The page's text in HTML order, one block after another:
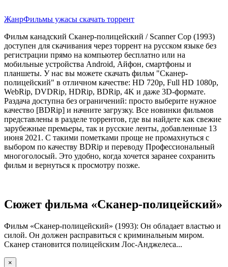
ЖанрФильмы ужасы скачать торрент
Фильм канадский Сканер-полицейский / Scanner Cop (1993)
доступен для скачивания через торрент на русском языке без
регистрации прямо на компьютер бесплатно или на
мобильные устройства Android, Айфон, смартфоны и
планшеты. У нас вы можете скачать фильм "Сканер-
полицейский" в отличном качестве: HD 720p, Full HD 1080p,
WebRip, DVDRip, HDRip, BDRip, 4K и даже 3D-формате.
Раздача доступна без ограничений: просто выберите нужное
качество [BDRip] и начните загрузку. Все новинки фильмов
представлены в разделе торрентов, где вы найдете как свежие
зарубежные премьеры, так и русские ленты, добавленные 13
июня 2021. С такими пометками проще не промахнуться с
выбором по качеству BDRip и переводу Профессиональный
многоголосый. Это удобно, когда хочется заранее сохранить
фильм и вернуться к просмотру позже.
Сюжет фильма «Сканер-полицейский»
Фильм «Сканер-полицейский» (1993): Он обладает властью и
силой. Он должен расправиться с криминальным миром.
Сканер становится полицейским Лос-Анджелеса...
×